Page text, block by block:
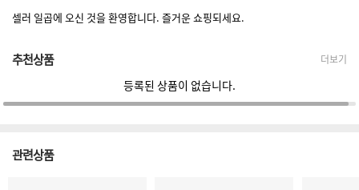
셀러 일곱에 오신 것을 환영합니다. 즐거운 쇼핑되세요.
추천상품 더보기
등록된 상품이 없습니다.
관련상품